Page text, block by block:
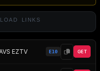
LINKS
EZTV E10 GET